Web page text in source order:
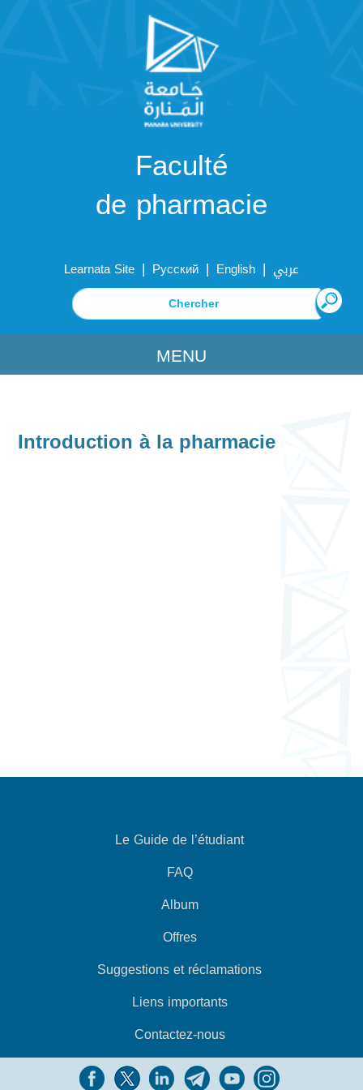
Faculté
de pharmacie
Learnata Site | Русский | English | عربي
MENU
Introduction à la pharmacie
Le Guide de l’étudiant
FAQ
Album
Offres
Suggestions et réclamations
Liens importants
Contactez-nous